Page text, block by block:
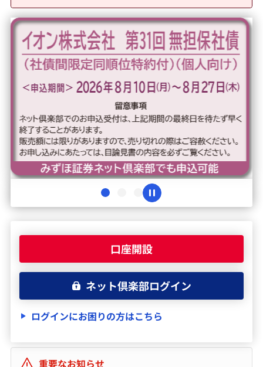
店舗案内
セキュリティ
ご利用ガイド
みずほ証券について
口座開設
ネット倶楽部ログイン
ログインにお困りの方はこちら
重要なお知らせ